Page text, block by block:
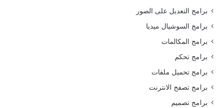
برامج التعديل على الصور
برامج السوشيال ميديا
برامج المكالمات
برامج تحكم
برامج تحميل ملفات
برامج تصفح الانترنت
برامج تصميم